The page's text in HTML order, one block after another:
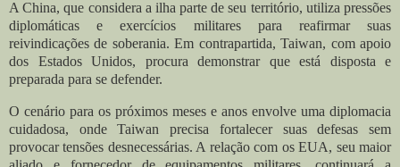
A China, que considera a ilha parte de seu território, utiliza pressões
diplomáticas e exercícios militares para reafirmar suas
reivindicações de soberania. Em contrapartida, Taiwan, com apoio
dos Estados Unidos, procura demonstrar que está disposta e
preparada para se defender.
O cenário para os próximos meses e anos envolve uma diplomacia
cuidadosa, onde Taiwan precisa fortalecer suas defesas sem
provocar tensões desnecessárias. A relação com os EUA, seu maior